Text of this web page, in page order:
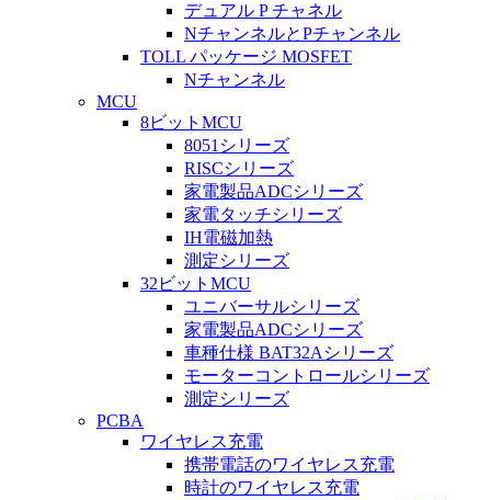
デュアル P チャネル
NチャンネルとPチャンネル
TOLL パッケージ MOSFET
Nチャンネル
MCU
8ビットMCU
8051シリーズ
RISCシリーズ
家電製品ADCシリーズ
家電タッチシリーズ
IH電磁加熱
測定シリーズ
32ビットMCU
ユニバーサルシリーズ
家電製品ADCシリーズ
車種仕様 BAT32Aシリーズ
モーターコントロールシリーズ
測定シリーズ
PCBA
ワイヤレス充電
携帯電話のワイヤレス充電
時計のワイヤレス充電